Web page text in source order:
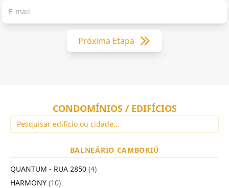
Próxima Etapa
CONDOMÍNIOS / EDIFÍCIOS
BALNEÁRIO CAMBORIÚ
QUANTUM - RUA 2850 (4)
HARMONY (10)